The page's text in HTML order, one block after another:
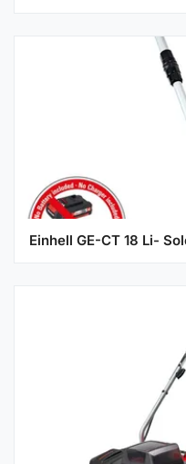
Einhell GE-CT 18 Li-